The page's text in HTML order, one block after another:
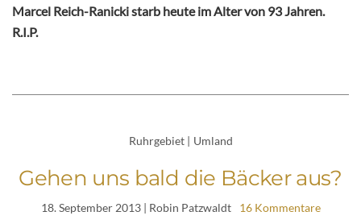
Marcel Reich-Ranicki starb heute im Alter von 93 Jahren.
R.I.P.
Ruhrgebiet | Umland
Gehen uns bald die Bäcker aus?
18. September 2013| Robin Patzwaldt 16 Kommentare